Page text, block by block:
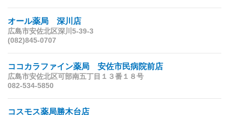
オール薬局 深川店
広島市安佐北区深川5-39-3
(082)845-0707
ココカラファイン薬局 安佐市民病院前店
広島市安佐北区可部南五丁目１３番１８号
082-534-5850
コスモス薬局勝木台店